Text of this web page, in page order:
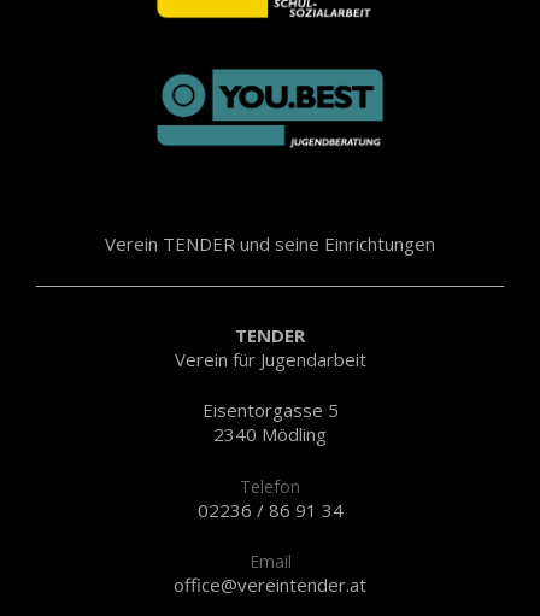
Verein TENDER und seine Einrichtungen
TENDER
Verein für Jugendarbeit
Eisentorgasse 5
2340 Mödling
Telefon
02236 / 86 91 34
Email
office@vereintender.at